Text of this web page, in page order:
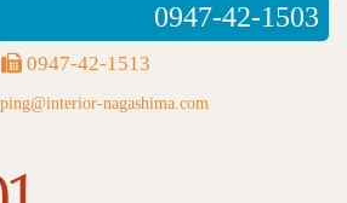
0947-42-1503
0947-42-1513
nagashima.com